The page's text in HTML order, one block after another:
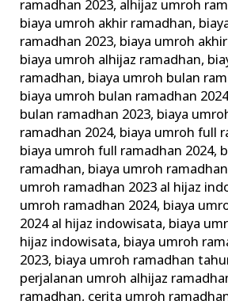
ramadhan 2023, alhijaz umroh
biaya umroh akhir ramadhan,
ramadhan 2023, biaya umroh
biaya umroh alhijaz ramadhan,
ramadhan, biaya umroh bulan
biaya umroh bulan ramadhan
bulan ramadhan 2023, biaya
ramadhan 2024, biaya umroh full
biaya umroh full ramadhan 2024,
ramadhan, biaya umroh
umroh ramadhan 2023 al hijaz
umroh ramadhan 2024, biaya
2024 al hijaz indowisata, biaya
hijaz indowisata, biaya umroh
2023, biaya umroh ramadhan
perjalanan umroh alhijaz